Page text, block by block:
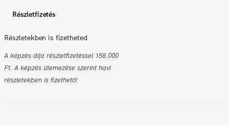
Részletfizetés
Részletekben is fizetheted
A képzés díja részletfizetéssel 158.000
Ft. A képzés ütemezése szerint havi
részletekben is fizethető!